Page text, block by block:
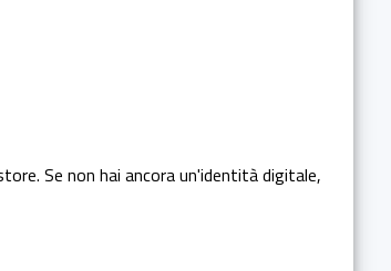
Se non hai ancora un'identità digitale,